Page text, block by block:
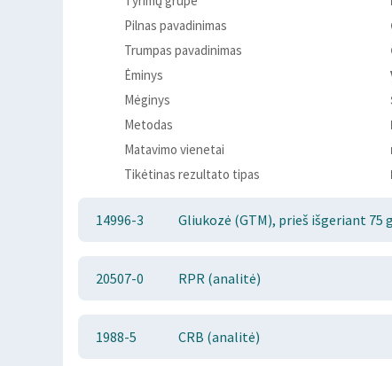
Pilnas pavadinimas
Trumpas pavadinimas
Ėminys
Mėginys
Metodas
Matavimo vienetai
Tikėtinas rezultato tipas
14996-3 Gliukozė (GTM), prieš išgeriant 75
20507-0 RPR (analitė)
1988-5 CRB (analitė)